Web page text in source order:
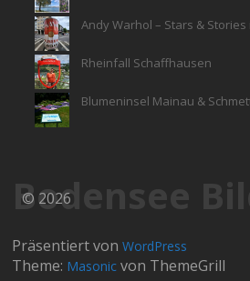
Andy Warhol – Stars & Stories
Rheinfall Schaffhausen
Blumeninsel Mainau &
Bodensee
© 2026
Präsentiert vonWordPress
Theme: Masonic von ThemeGrill